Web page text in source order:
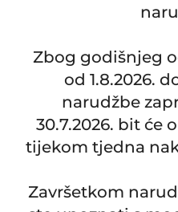
Zbog godišnjeg
od 1.8.2026.
narudžbe
30.7.2026. bit će
tijekom tjedna
Završetkom